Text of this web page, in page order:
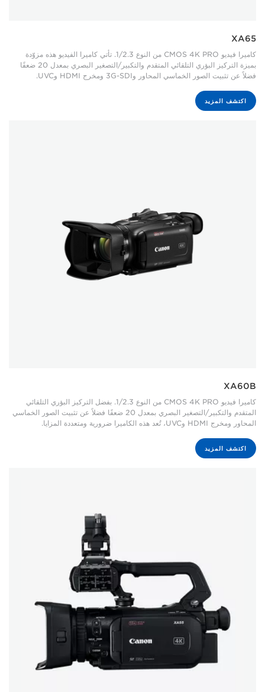
XA65
كاميرا فيديو CMOS 4K PRO من النوع 1/2.3. تأتي كاميرا الفيديو هذه مزوّدة
بميزة التركيز البؤري التلقائي المتقدم والتكبير/التصغير البصري بمعدل 20 ضعفًا
فضلاً عن تثبيت الصور الخماسي المحاور و3G-SDI ومخرج HDMI وUVC.
اكتشف المزيد
XA60B
كاميرا فيديو CMOS 4K PRO من النوع 1/2.3. بفضل التركيز البؤري التلقائي
المتقدم والتكبير/التصغير البصري بمعدل 20 ضعفًا فضلاً عن تثبيت الصور الخماسي
المحاور ومخرج HDMI وUVC، تُعد هذه الكاميرا ضرورية ومتعددة المزايا.
اكتشف المزيد